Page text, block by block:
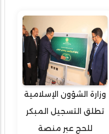
وزارة الشؤون الإسلامية
تطلق التسجيل المبكر
للحج عبر منصة